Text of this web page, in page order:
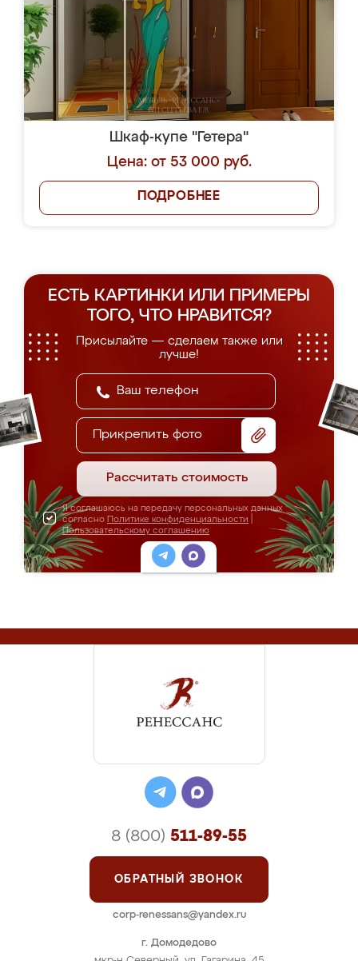
Шкаф-купе "Гетера"
Цена: от 53 000 руб.
ПОДРОБНЕЕ
ЕСТЬ КАРТИНКИ ИЛИ ПРИМЕРЫ
ТОГО, ЧТО НРАВИТСЯ?
Присылайте — сделаем также или
лучше!
Прикрепить фото
Рассчитать стоимость
Я соглашаюсь на передачу персональных данных
согласно Политике конфиденциальности
Пользовательскому соглашению
г. Домодедово
8 (800) 511-89-55
ОБРАТНЫЙ ЗВОНОК
corp-renessans@yandex.ru